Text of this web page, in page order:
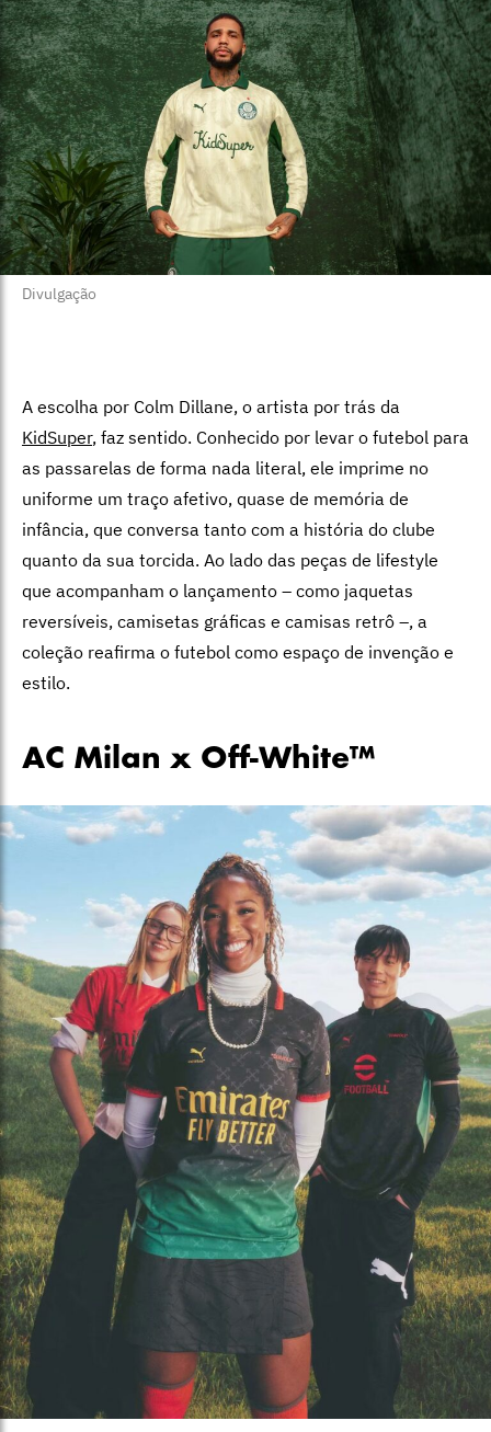
Divulgação
A escolha por Colm Dillane, o artista por trás da
KidSuper, faz sentido. Conhecido por levar o futebol para
as passarelas de forma nada literal, ele imprime no
uniforme um traço afetivo, quase de memória de
infância, que conversa tanto com a história do clube
quanto da sua torcida. Ao lado das peças de lifestyle
que acompanham o lançamento – como jaquetas
reversíveis, camisetas gráficas e camisas retrô –, a
coleção reafirma o futebol como espaço de invenção e
estilo.
AC Milan x Off-White™